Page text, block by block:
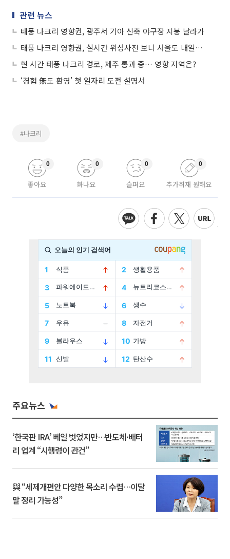
관련 뉴스
태풍 나크리 영향권, 광주서 기아 신축 야구장 지붕 날라가
태풍 나크리 영향권, 실시간 위성사진 보니 서울도 내일이면…
현 시간 태풍 나크리 경로, 제주 통과 중… 영향 지역은?
‘경험 無도 환영’ 첫 일자리 도전 설명서
#나크리
좋아요
0
화나요
0
슬퍼요
0
추가취재 원해요
0
주요뉴스
‘한국판 IRA’ 베일 벗었지만…반도체·배터
리 업계 “시행령이 관건”
與 “세제개편안 다양한 목소리 수렴…이달
말 정리 가능성”